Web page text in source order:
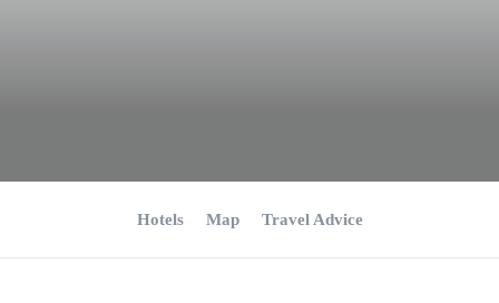
Hotels Map Travel Advice